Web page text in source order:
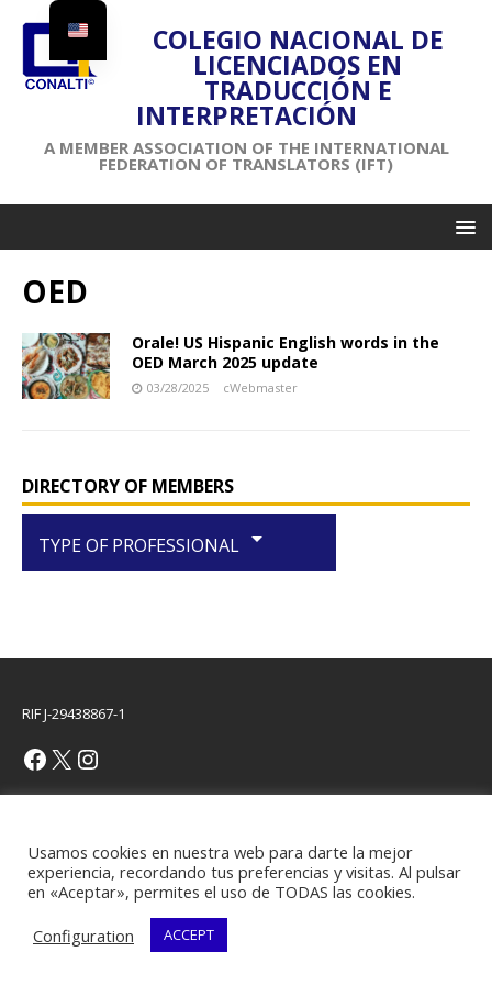
COLEGIO NACIONAL DE
LICENCIADOS EN
TRADUCCIÓN E
INTERPRETACIÓN
A MEMBER ASSOCIATION OF THE INTERNATIONAL
FEDERATION OF TRANSLATORS (IFT)
OED
Orale! US Hispanic English words in the
OED March 2025 update
03/28/2025 cWebmaster
DIRECTORY OF MEMBERS
TYPE OF PROFESSIONAL arrow_drop_down
RIF J-29438867-1
Usamos cookies en nuestra web para darte la mejor
experiencia, recordando tus preferencias y visitas. Al pulsar
en «Aceptar», permites el uso de TODAS las cookies.
Configuration
ACCEPT